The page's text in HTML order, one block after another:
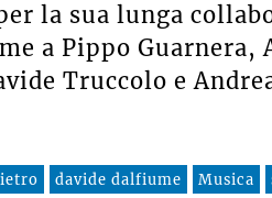
la sua lunga
a Pippo Guarnera,
Truccolo e
davide dalfiume Musica